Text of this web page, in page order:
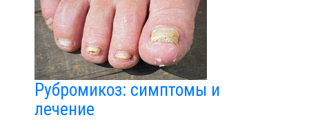
Рубромикоз: симптомы и
лечение